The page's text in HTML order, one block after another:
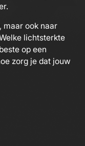
maar ook naar
lichtsterkte
op een
zorg je dat jouw